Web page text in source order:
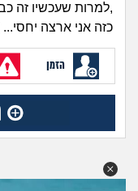
,למרות שעכשיו זה
כזה אני ארצה יחסי...
הזמן